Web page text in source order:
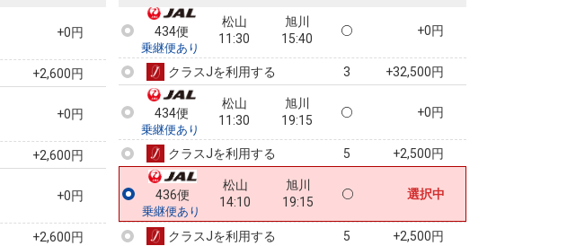
+0円
+2,600円
+0円
+2,600円
+0円
+2,600円
434便
乗継便あり
松山
11:30
旭川
15:40
+0円
クラスJを利用する 3 +32,500円
434便
乗継便あり
松山
11:30
旭川
19:15
+0円
クラスJを利用する 5 +2,500円
436便
乗継便あり
松山
14:10
旭川
19:15
選択中
クラスJを利用する 5 +2,500円